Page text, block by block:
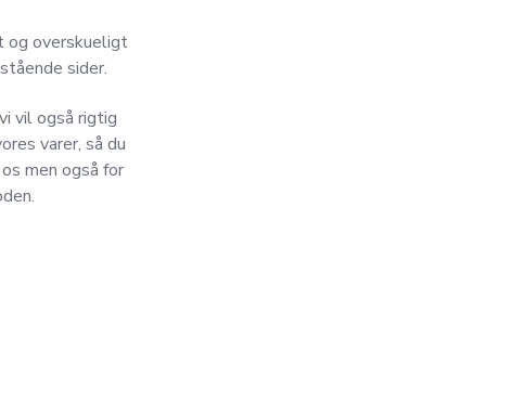
og overskueligt
sider.
vil også rigtig
varer, så du
men også for